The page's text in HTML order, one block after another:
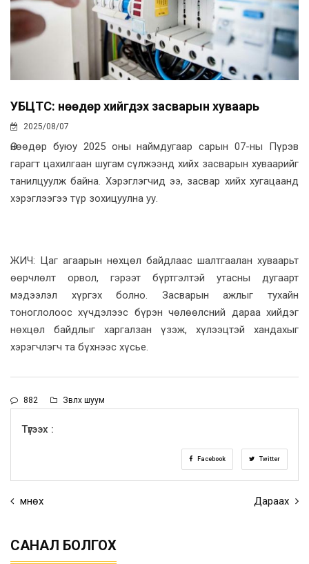
УБЦТС: Өнөөдөр хийгдэх засварын хуваарь
2025/08/07
Өнөөдөр буюу 2025 оны наймдугаар сарын 07-ны Пүрэв
гарагт цахилгаан шугам сүлжээнд хийх засварын хуваарийг
танилцуулж байна. Хэрэглэгчид ээ, засвар хийх хугацаанд
хэрэглээгээ түр зохицуулна уу.
ЖИЧ: Цаг агаарын нөхцөл байдлаас шалтгаалан хуваарьт
өөрчлөлт орвол, гэрээт бүртгэлтэй утасны дугаарт
мэдээлэл хүргэх болно. Засварын ажлыг тухайн
тоноглолоос хүчдэлээс бүрэн чөлөөлсний дараа хийдэг
нөхцөл байдлыг харгалзан үзэж, хүлээцтэй хандахыг
хэрэгчлэгч та бүхнээс хүсье.
882 Зөвлөх шуум
Түгээх :
Facebook Twitter
Өмнөх Дараах
САНАЛ БОЛГОХ